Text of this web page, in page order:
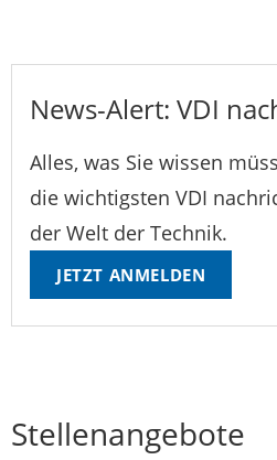
News-Alert: VDI
Alles, was Sie wissen
die wichtigsten VDI
der Welt der Technik.
JETZT ANMELDEN
Stellenangebote